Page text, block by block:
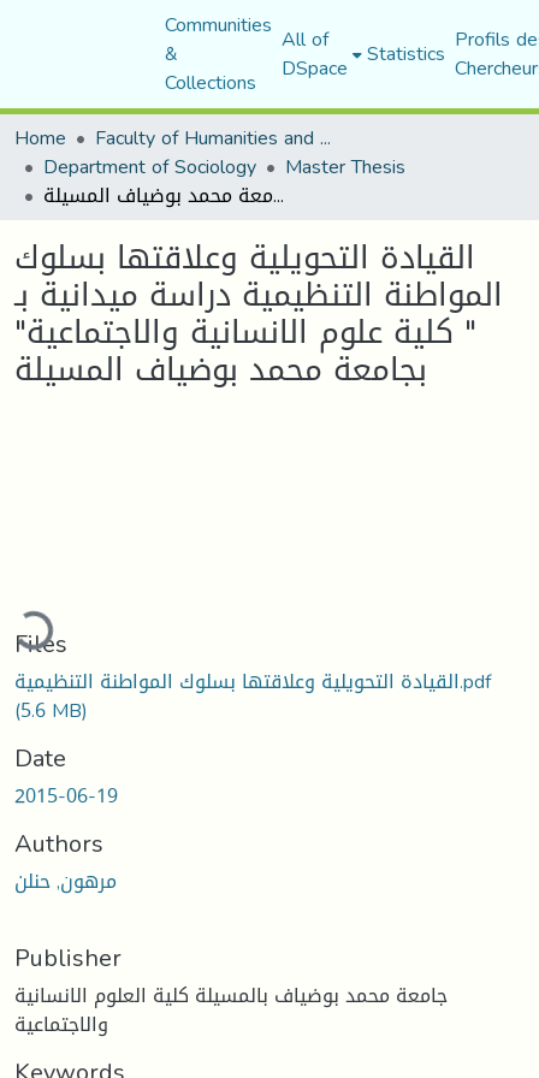
Communities
&
Collections
All of
DSpace Statistics Profils
Home
Faculty of Humanities and Social Sciences
Department of Sociology Master Thesis
القيادة التحويلية وعلاقتها بسلوك المواطنة التنظيمية دراسة ميدانية بـ " كلية علوم الانسانية والاجتماعية" بجامعة محمد بوضياف المسيلة
القيادة التحويلية وعلاقتها بسلوك
المواطنة التنظيمية دراسة ميدانية بـ
" كلية علوم الانسانية والاجتماعية"
بجامعة محمد بوضياف المسيلة
Files
القيادة التحويلية وعلاقتها بسلوك المواطنة التنظيمية.pdf
(5.6 MB)
Date
2015-06-19
Authors
مرهون, حنلن
Publisher
جامعة محمد بوضياف بالمسيلة كلية العلوم الانسانية
والاجتماعية